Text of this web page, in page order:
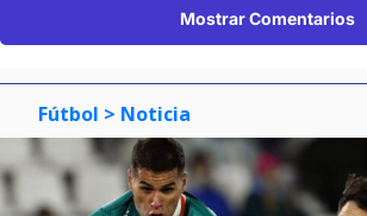
Mostrar Comentarios
Fútbol > Noticia